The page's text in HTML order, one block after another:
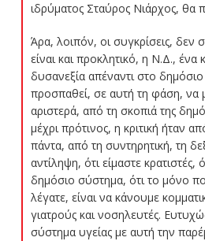
ιδρύματος Σταύρος Νιάρχος,
Άρα, λοιπόν, οι συγκρίσεις,
είναι και προκλητικό, η Ν.Δ.,
δυσανεξία απέναντι στο
προσπαθεί, σε αυτή τη φάση, να
αριστερά, από τη σκοπιά της
μέχρι πρότινος, η κριτική ήταν
πάντα, από τη συντηρητική, τη
αντίληψη, ότι είμαστε κρατιστές,
δημόσιο σύστημα, ότι το μόνο
λέγατε, είναι να κάνουμε
γιατρούς και νοσηλευτές.
σύστημα υγείας με αυτή την